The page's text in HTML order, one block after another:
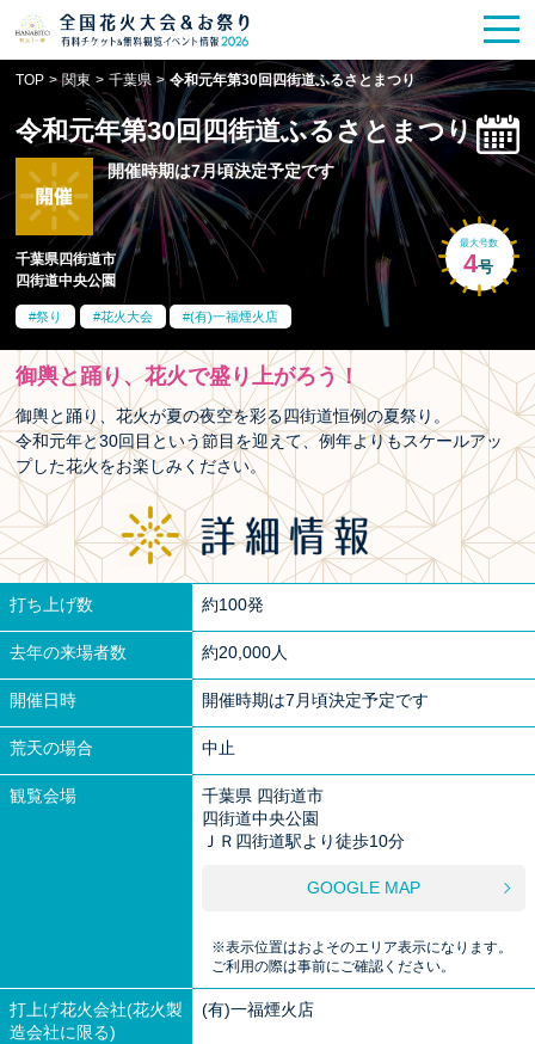
花火大会
HANABITOの道
有料観覧席 販売一覧
ポスター一覧
SPICE
今週末開催花火・祭一覧
TOP
TOP > 関東 > 千葉県 > 令和元年第30回四街道ふるさとまつり
令和元年第30回四街道ふるさとまつり
最大号数
4号
開催時期は7月頃決定予定です
千葉県四街道市
四街道中央公園
祭り 花火大会 (有)一福煙火店
御輿と踊り、花火で盛り上がろう！
御輿と踊り、花火が夏の夜空を彩る四街道恒例の夏祭り。
令和元年と30回目という節目を迎えて、例年よりもスケールアッ
プした花火をお楽しみください。
打ち上げ数 約100発
去年の来場者数 約20,000人
開催日時 開催時期は7月頃決定予定です
荒天の場合 中止
観覧会場
千葉県 四街道市
四街道中央公園
ＪＲ四街道駅より徒歩10分
GOOGLE MAP
※表示位置はおよそのエリア表示になります。
ご利用の際は事前にご確認ください。
打上げ花火会社(花火製
造会社に限る)
(有)一福煙火店